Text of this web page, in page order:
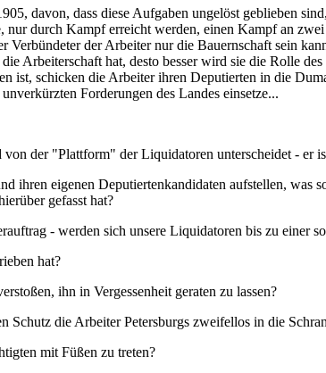
davon, dass diese Aufgaben ungelöst geblieben
durch Kampf erreicht werden, einen Kampf an
Verbündeter der Arbeiter nur die Bauernschaft sein
Arbeiterschaft hat, desto besser wird sie die Rolle
ist, schicken die Arbeiter ihren Deputierten in die
Forderungen des Landes einsetze...
der "Plattform" der Liquidatoren unterscheidet - er
ihren eigenen Deputiertenkandidaten aufstellen,
gefasst hat?
- werden sich unsere Liquidatoren bis zu einer
hat?
ihn in Vergessenheit geraten zu lassen?
Schutz die Arbeiter Petersburgs zweifellos in die
mit Füßen zu treten?